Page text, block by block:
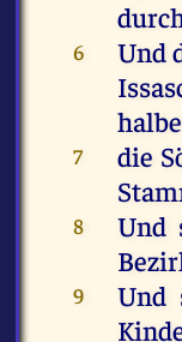
6 Und
7 die
8 Und
9 Und